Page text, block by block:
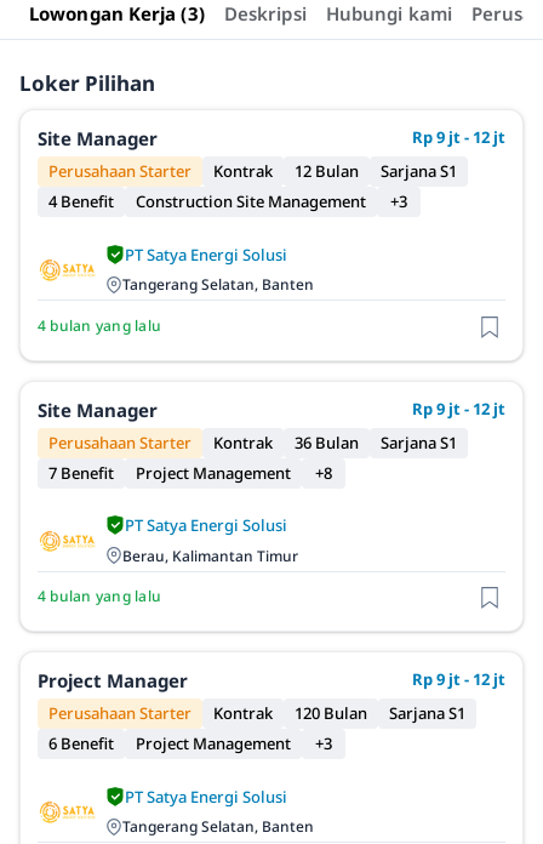
Lowongan Kerja (3) Deskripsi Hubungi kami
Loker Pilihan
Site Manager
Rp 9 jt - 12 jt
Perusahaan Starter
Kontrak 12 Bulan
Sarjana S1
4 Benefit
Construction Site Management +3
PT Satya Energi Solusi
Tangerang Selatan, Banten
4 bulan yang lalu
Site Manager
Rp 9 jt - 12 jt
Perusahaan Starter
Kontrak 36 Bulan
Sarjana S1
7 Benefit
Project Management +8
PT Satya Energi Solusi
Berau, Kalimantan Timur
4 bulan yang lalu
Project Manager
Rp 9 jt - 12 jt
Perusahaan Starter
Kontrak 120 Bulan
Sarjana S1
6 Benefit
Project Management +3
PT Satya Energi Solusi
Tangerang Selatan, Banten